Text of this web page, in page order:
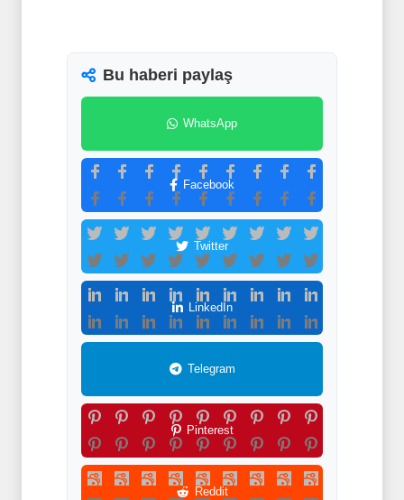
Bu haberi paylaş
WhatsApp
Facebook
Twitter
LinkedIn
Telegram
Pinterest
Reddit